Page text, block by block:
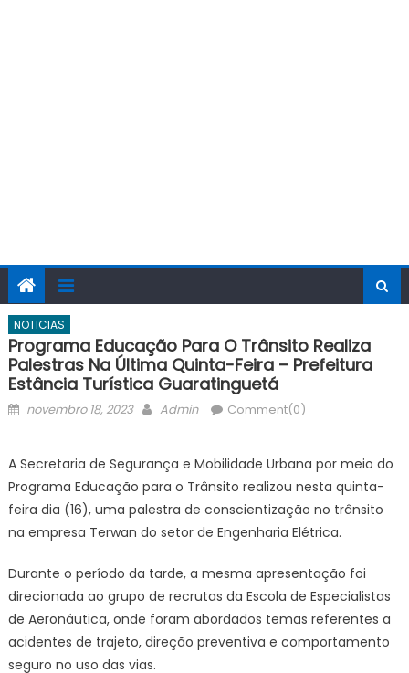
NOTICIAS
Programa Educação Para O Trânsito Realiza
Palestras Na Última Quinta-Feira – Prefeitura
Estância Turística Guaratinguetá
Posted
novembro 18, 2023 Author
Admin Comment(0)
A Secretaria de Segurança e Mobilidade Urbana por meio do
Programa Educação para o Trânsito realizou nesta quinta-
feira dia (16), uma palestra de conscientização no trânsito
na empresa Terwan do setor de Engenharia Elétrica.
Durante o período da tarde, a mesma apresentação foi
direcionada ao grupo de recrutas da Escola de Especialistas
de Aeronáutica, onde foram abordados temas referentes a
acidentes de trajeto, direção preventiva e comportamento
seguro no uso das vias.